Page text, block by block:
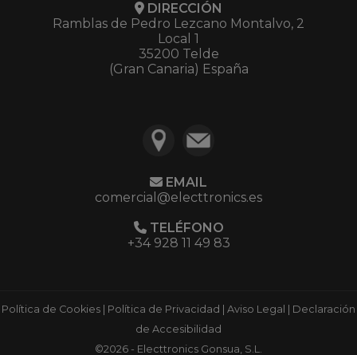
DIRECCIÓN
Ramblas de Pedro Lezcano Montalvo, 2
Local 1
35200 Telde
(Gran Canaria) España
EMAIL
comercial@electtronics.es
TELÉFONO
+34 928 11 49 83
Política de Cookies Política de Privacidad Aviso Legal
Declaración
de Accesibilidad
©2026 - Electtronics Gonsua, S.L.